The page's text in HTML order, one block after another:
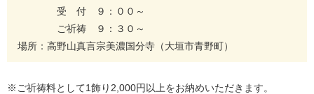
受 付 ９：００～
ご祈祷 ９：３０～
場所：高野山真言宗美濃国分寺（大垣市青野町）
※ご祈祷料として1飾り2,000円以上をお納めいただきます。